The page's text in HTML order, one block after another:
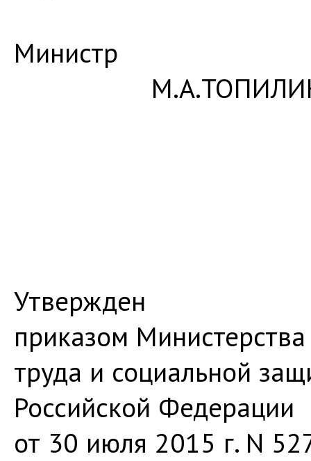
Утвержден
приказом Министерства
труда и социальной
Российской Федерации
от 30 июля 2015 г. N